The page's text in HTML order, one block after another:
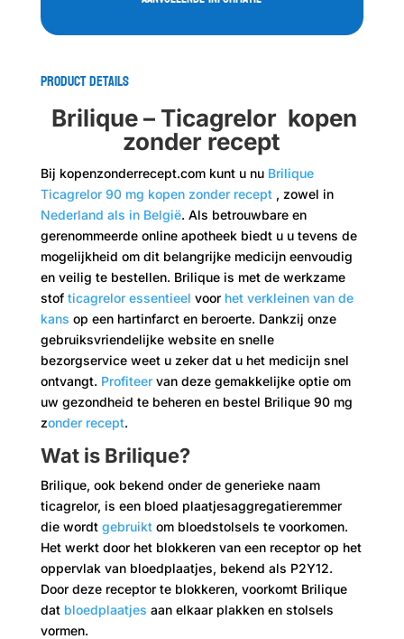
Product Details
Brilique – Ticagrelor kopen
zonder recept
Bij kopenzonderrecept.com kunt u nu Brilique
Ticagrelor 90 mg kopen zonder recept, zowel in
Nederland als in België. Als betrouwbare en
gerenommeerde online apotheek biedt u u tevens de
mogelijkheid om dit belangrijke medicijn eenvoudig
en veilig te bestellen. Brilique is met de werkzame
stof ticagrelor essentieel voor het verkleinen van de
kans op een hartinfarct en beroerte. Dankzij onze
gebruiksvriendelijke website en snelle
bezorgservice weet u zeker dat u het medicijn snel
ontvangt. Profiteervan deze gemakkelijke optie om
uw gezondheid te beheren en bestel Brilique 90 mg
zonder recept.
Wat is Brilique?
Brilique, ook bekend onder de generieke naam
ticagrelor, is een bloed plaatjesaggregatieremmer
die wordt gebruiktom bloedstolsels te voorkomen.
Het werkt door het blokkeren van een receptor op het
oppervlak van bloedplaatjes, bekend als P2Y12.
Door deze receptor te blokkeren, voorkomt Brilique
dat bloedplaatjes aan elkaar plakken en stolsels
vormen.